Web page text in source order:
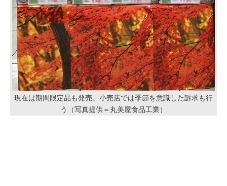
現在は期間限定品も発売。小売店では季節を意識した訴求も行
う（写真提供＝丸美屋食品工業）